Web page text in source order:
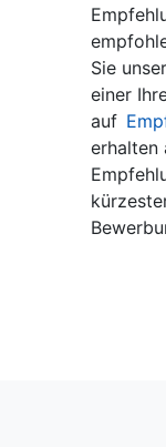
Sie
einer
auf
erhalten